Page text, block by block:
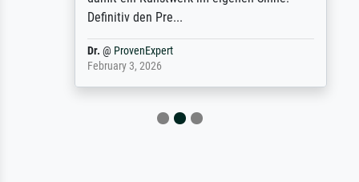
Definitiv den Pre...
@ProvenExpert
February 3, 2026